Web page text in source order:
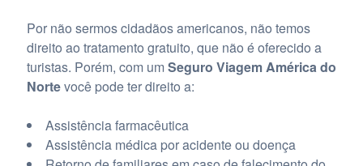
Por não sermos cidadãos americanos, não temos
direito ao tratamento gratuito, que não é oferecido a
turistas. Porém, com umSeguro Viagem América do
Nortevocê pode ter direito a:
Assistência farmacêutica
Assistência médica por acidente ou doença